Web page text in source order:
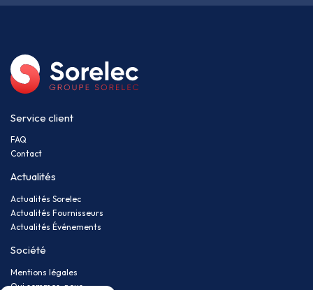
Service client
FAQ
Contact
Actualités
Actualités Sorelec
Actualités Fournisseurs
Actualités Événements
Société
Mentions légales
Qui sommes-nous